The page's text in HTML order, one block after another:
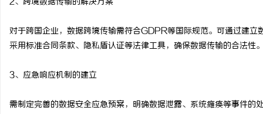
2、跨境数据传输的解决方案
对于跨国企业，数据跨境传输需符合GDPR等国际规范。可通过建
采用标准合同条款、隐私盾认证等法律工具，确保数据传输的合法
3、应急响应机制的建立
需制定完善的数据安全应急预案，明确数据泄露、系统瘫痪等事件